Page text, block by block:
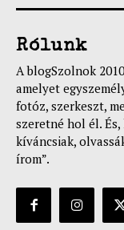
Rólunk
A blogSzolnok
amelyet
fotóz, szerkeszt,
szeretné hol él. És,
kíváncsiak,
írom”.